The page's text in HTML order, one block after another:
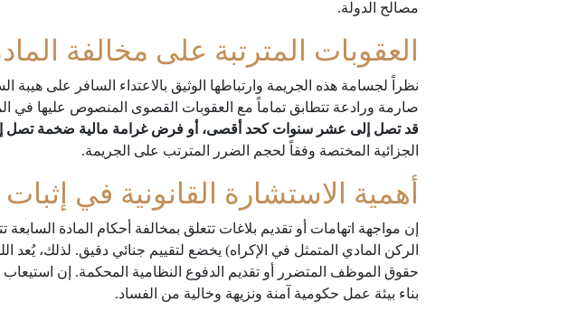
مصالح الدولة.
العقوبات المترتبة على مخالفة
نظراً لجسامة هذه الجريمة وارتباطها الوثيق بالاعتداء السافر على
صارمة ورادعة تتطابق تماماً مع العقوبات القصوى المنصوص عليها في
قد تصل إلى عشر سنوات كحد أقصى، أو فرض غرامة مالية ضخمة تصل إلى
الجزائية المختصة وفقاً لحجم الضرر المترتب على الجريمة.
أهمية الاستشارة القانونية في
إن مواجهة اتهامات أو تقديم بلاغات تتعلق بمخالفة أحكام المادة
الركن المادي المتمثل في الإكراه) يخضع لتقييم جنائي دقيق. لذلك،
حقوق الموظف المتضرر أو تقديم الدفوع النظامية المحكمة. إن
بناء بيئة عمل حكومية آمنة ونزيهة وخالية من الفساد.